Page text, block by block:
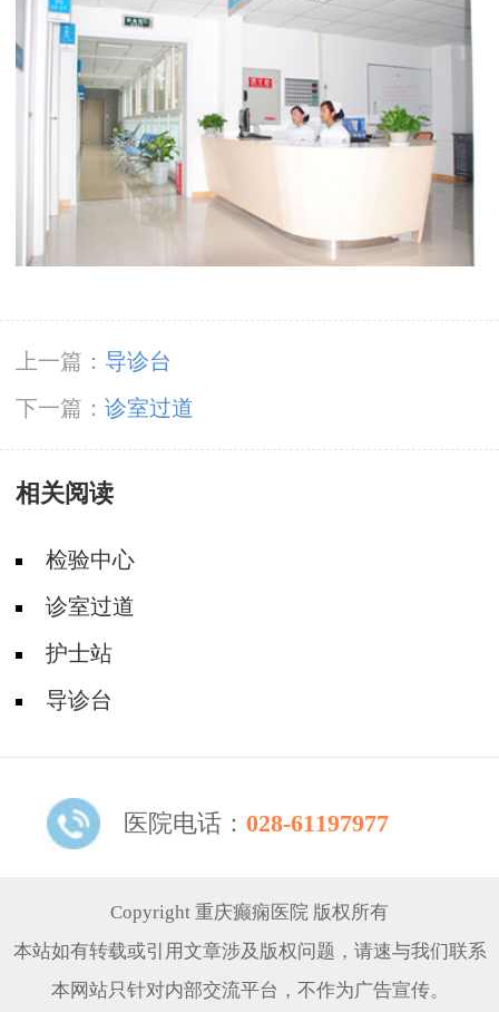
上一篇： 导诊台
下一篇： 诊室过道
相关阅读
检验中心
诊室过道
护士站
导诊台
医院电话： 028-61197977
Copyright 重庆癫痫医院 版权所有
本站如有转载或引用文章涉及版权问题，请速与我们联系
本网站只针对内部交流平台，不作为广告宣传。